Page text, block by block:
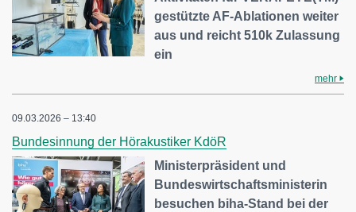
gestützte AF-Ablationen weiter
aus und reicht 510k Zulassung
ein
mehr
09.03.2026 – 13:40
Bundesinnung der Hörakustiker KdöR
Ministerpräsident und
Bundeswirtschaftsministerin
besuchen biha-Stand bei der